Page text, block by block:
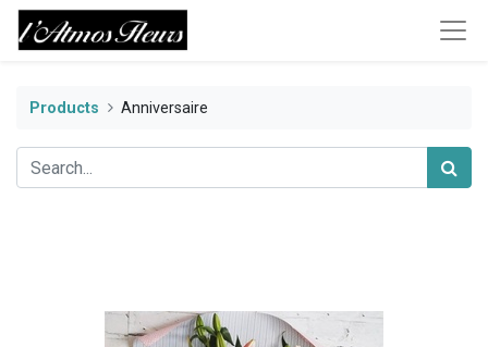
Products Anniversaire